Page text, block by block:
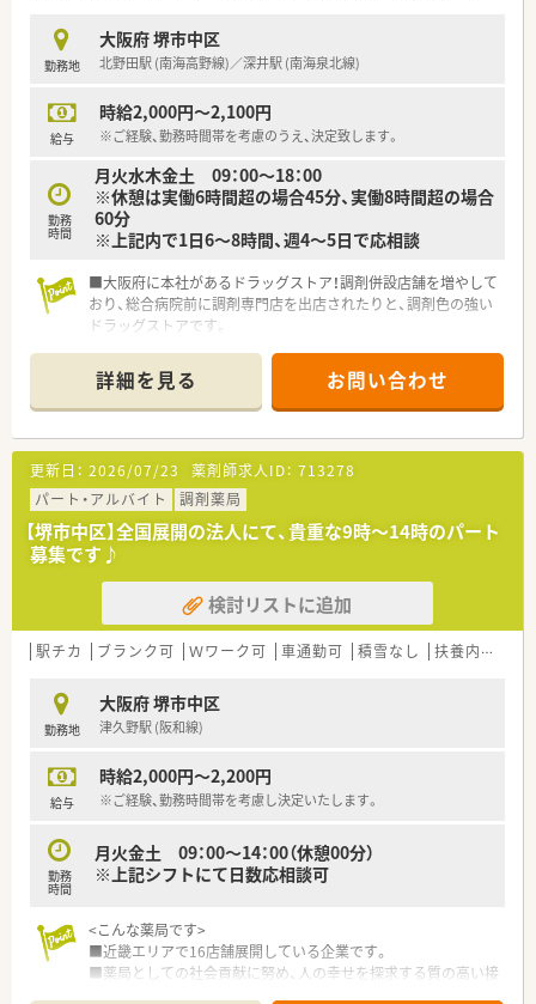
す。
■併設店ならではの業務として、OTC医薬品の販売相談や各種サ
プリメント、第一類医薬品に関するカウンセリングも担当しま
■地域の医療機関や介護関係者と連携を図りながら、居宅や高齢
者施設への定期的な訪問、お薬の配達などの在宅業務に携わりま
【職場環境と雰囲気】
■大手企業ならではの低い離職率を強みに、店舗には20代の若
手から60代のベテランまで幅広い世代が和気あいあいと活躍し
■エリアマネージャーのほかに急な応援に対応できるラウンダ
ーが20名以上在籍しており、急なお休みの際にも安心の体制で
す。
■常時3名から4名の薬剤師と1名から2名の調剤事務を配置する
手厚い複数名体制を敷いており、安心して業務に集中できます。
勤務地
大阪府 堺市中区
北野田駅 (南海高野線)／深井駅 (南海泉北線)
給与
時給2,000円～2,100円
※ご経験、勤務時間帯を考慮のうえ、決定致します。
勤務
時間
月火水木金土 09：00～18：00
※休憩は実働6時間超の場合45分、実働8時間超の場合
60分
※上記内で1日6～8時間、週4～5日で応相談
■大阪府に本社があるドラッグストア！調剤併設店舗を増やして
おり、総合病院前に調剤専門店を出店されたりと、調剤色の強い
ドラッグストアです。
制を強化しています。
■カウンセリングに力をいれており、お客様・患者様とのコミュ
ニケーションを重視されています。
■1人あたりの処方箋枚数は約20枚ほど！ゆとりをもってお仕事
していただけます。
■レセコンセンターを開設し、レセコン入力などをセンター化
し、一括で行うことにより、各店舗の医療事務を削減し、事務の
方の効率化も行っています。
■ラウンダーで応援できる薬剤師様が20名以上おり、別でエリ
アマネージャーもいますので、急なお休み等にはしっかりと対応
していただけます。
■調剤薬局とＯＴＣは分離申請しているため、調剤薬局の開局時
間に合わせての勤務になります。
■年齢層は非常に離職率が低い事もあり、新卒の20代～60代と
■残業代も1分単位でつくため、サービス残業がないよう、会社
としても取り組んでいます。
■大手企業ならではの社員持株制度、福利厚生が充実していま
詳細を見る お問い合わせ
更新日： 2026/07/23 薬剤師求人ID： 713278
パート・アルバイト
調剤薬局
【堺市中区】全国展開の法人にて、貴重な9時～14時のパート
募集です♪
検討リストに追加
駅チカ ブランク可 Ｗワーク可 車通勤可 積雪なし 扶養内勤務OK
勤務地
大阪府 堺市中区
津久野駅 (阪和線)
給与
時給2,000円～2,200円
※ご経験、勤務時間帯を考慮し決定いたします。
勤務
時間
月火金土 09：00～14：00（休憩00分）
※上記シフトにて日数応相談可
<こんな薬局です>
■近畿エリアで16店舗展開している企業です。
■薬局としての社会貢献に努め、人の幸せを探求する質の高い接